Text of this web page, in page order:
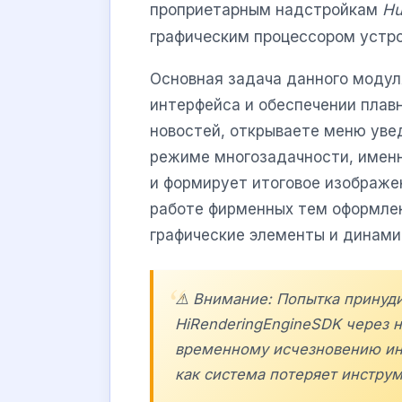
проприетарным надстройкам
графическим процессором
Основная задача данного
интерфейса и обеспечении
новостей, открываете меню
режиме многозадачности,
и формирует итоговое
работе фирменных тем
графические элементы и
⚠️ Внимание: Попытка
HiRenderingEngineSDK через
временному исчезновению
как система потеряет